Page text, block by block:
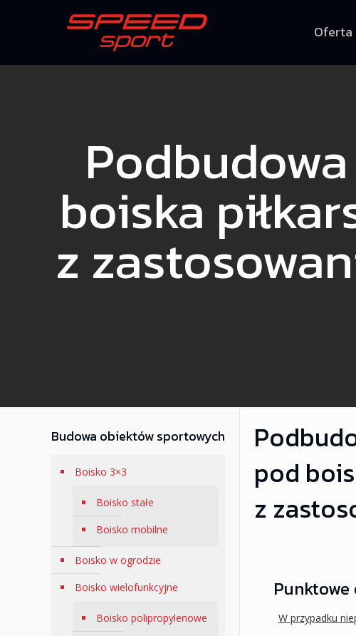
Oferta
boiska
z
pod
z
W przypadku
Budowa obiektów sportowych
Boisko 3×3
Boisko stałe
Boisko mobilne
Boisko w ogrodzie
Boisko wielofunkcyjne
Boisko polipropylenowe